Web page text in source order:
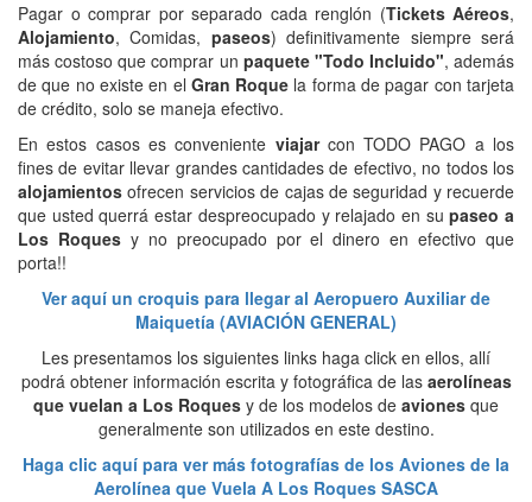
Pagar o comprar por separado cada renglón (Tickets Aéreos,
Alojamiento, Comidas, paseos) definitivamente siempre será
más costoso que comprar un paquete "Todo Incluido", además
de que no existe en el Gran Roque la forma de pagar con tarjeta
de crédito, solo se maneja efectivo.
En estos casos es conveniente viajarcon TODO PAGO a los
fines de evitar llevar grandes cantidades de efectivo, no todos los
alojamientos ofrecen servicios de cajas de seguridad y recuerde
que usted querrá estar despreocupado y relajado en supaseo a
Los Roquesy no preocupado por el dinero en efectivo que
porta!!
Ver aquí un croquis para llegar al Aeropuero Auxiliar de
Maiquetía (AVIACIÓN GENERAL)
Les presentamos los siguientes links haga click en ellos, allí
podrá obtener información escrita y fotográfica de las aerolíneas
que vuelan a Los Roques y de los modelos de aviones que
generalmente son utilizados en este destino.
Haga clic aquí para ver más fotografías de los Aviones de la
Aerolínea que Vuela A Los Roques SASCA